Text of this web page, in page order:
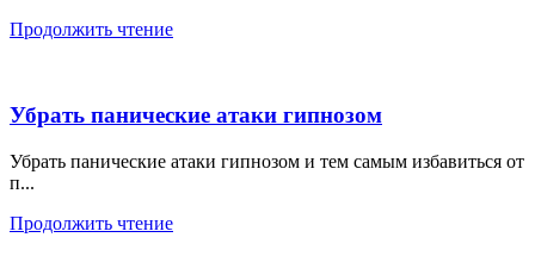
Продолжить чтение
Убрать панические атаки гипнозом
Убрать панические атаки гипнозом и тем самым избавиться от
п...
Продолжить чтение